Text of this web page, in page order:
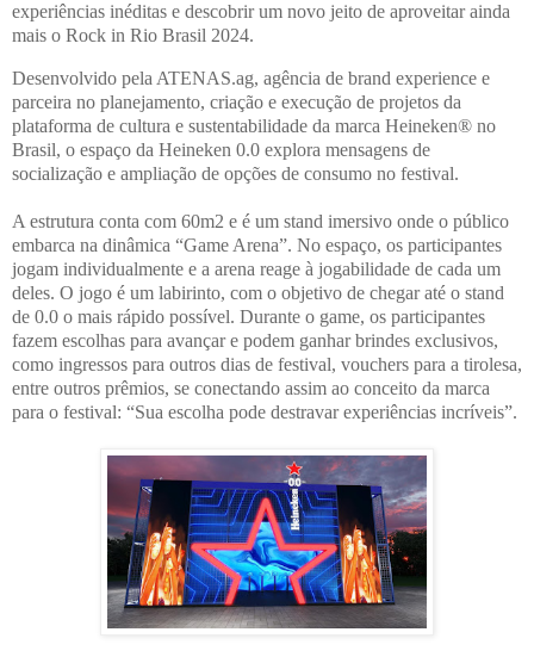
experiências inéditas e descobrir um novo jeito de aproveitar ainda
mais o Rock in Rio Brasil 2024.
Desenvolvido pela ATENAS.ag, agência de brand experience e
parceira no planejamento, criação e execução de projetos da
plataforma de cultura e sustentabilidade da marca Heineken® no
Brasil, o espaço da Heineken 0.0 explora mensagens de
socialização e ampliação de opções de consumo no festival.
A estrutura conta com 60m2 e é um stand imersivo onde o público
embarca na dinâmica “Game Arena”. No espaço, os participantes
jogam individualmente e a arena reage à jogabilidade de cada um
deles. O jogo é um labirinto, com o objetivo de chegar até o stand
de 0.0 o mais rápido possível. Durante o game, os participantes
fazem escolhas para avançar e podem ganhar brindes exclusivos,
como ingressos para outros dias de festival, vouchers para a tirolesa,
entre outros prêmios, se conectando assim ao conceito da marca
para o festival: “Sua escolha pode destravar experiências incríveis”.